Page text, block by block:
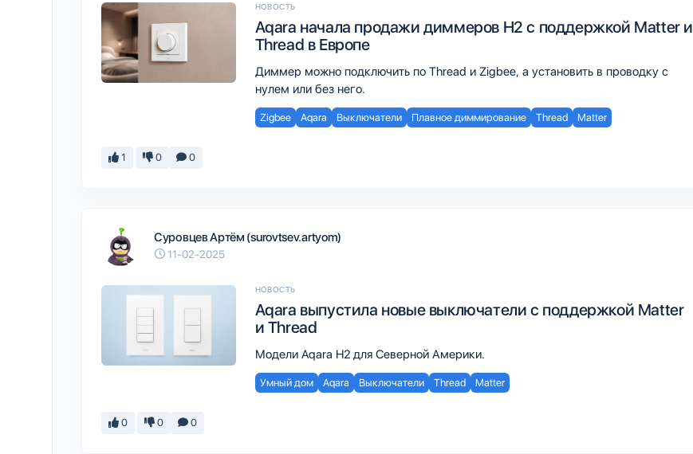
НОВОСТЬ
Aqara начала продажи диммеров H2 с поддержкой Matter и
Thread в Европе
Диммер можно подключить по Thread и Zigbee, а установить в проводку с
нулем или без него.
Zigbee Aqara Выключатели Плавное диммирование Thread Matter
1 0 0
Суровцев Артём (surovtsev.artyom)
11-02-2025
НОВОСТЬ
Aqara выпустила новые выключатели с поддержкой Matter
и Thread
Модели Aqara H2 для Северной Америки.
Умный дом Aqara Выключатели Thread Matter
0 0 0